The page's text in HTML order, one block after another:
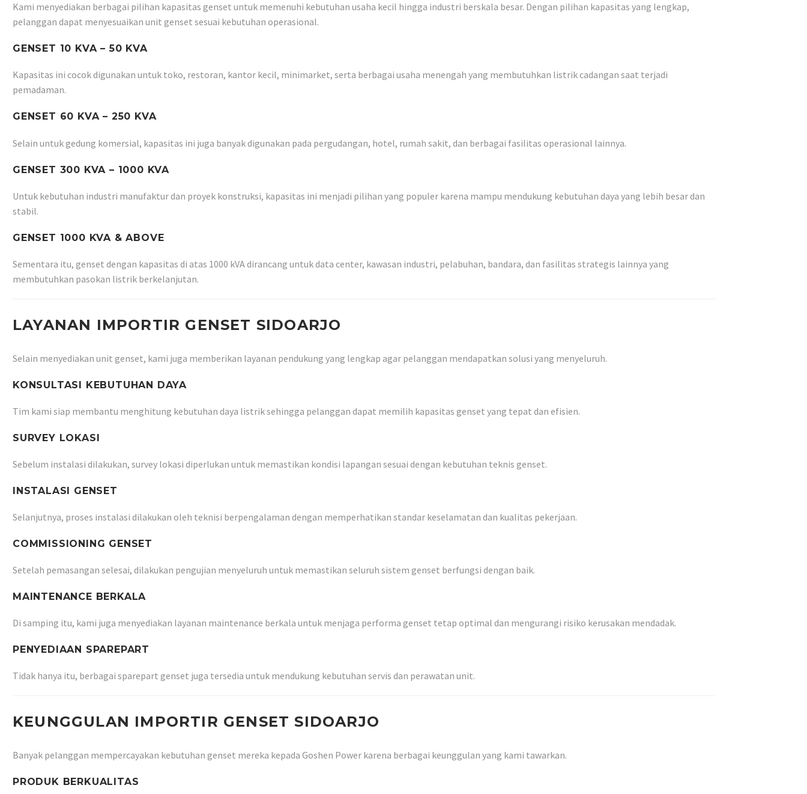
Kami menyediakan berbagai pilihan kapasitas genset untuk memenuhi kebutuhan usaha kecil hingga industri berskala besar. Dengan pilihan kapasitas yang lengkap,
pelanggan dapat menyesuaikan unit genset sesuai kebutuhan operasional.
GENSET 10 KVA – 50 KVA
Kapasitas ini cocok digunakan untuk toko, restoran, kantor kecil, minimarket, serta berbagai usaha menengah yang membutuhkan listrik cadangan saat terjadi
pemadaman.
GENSET 60 KVA – 250 KVA
Selain untuk gedung komersial, kapasitas ini juga banyak digunakan pada pergudangan, hotel, rumah sakit, dan berbagai fasilitas operasional lainnya.
GENSET 300 KVA – 1000 KVA
Untuk kebutuhan industri manufaktur dan proyek konstruksi, kapasitas ini menjadi pilihan yang populer karena mampu mendukung kebutuhan daya yang lebih besar dan
stabil.
GENSET 1000 KVA & ABOVE
Sementara itu, genset dengan kapasitas di atas 1000 kVA dirancang untuk data center, kawasan industri, pelabuhan, bandara, dan fasilitas strategis lainnya yang
membutuhkan pasokan listrik berkelanjutan.
LAYANAN IMPORTIR GENSET SIDOARJO
Selain menyediakan unit genset, kami juga memberikan layanan pendukung yang lengkap agar pelanggan mendapatkan solusi yang menyeluruh.
KONSULTASI KEBUTUHAN DAYA
Tim kami siap membantu menghitung kebutuhan daya listrik sehingga pelanggan dapat memilih kapasitas genset yang tepat dan efisien.
SURVEY LOKASI
Sebelum instalasi dilakukan, survey lokasi diperlukan untuk memastikan kondisi lapangan sesuai dengan kebutuhan teknis genset.
INSTALASI GENSET
Selanjutnya, proses instalasi dilakukan oleh teknisi berpengalaman dengan memperhatikan standar keselamatan dan kualitas pekerjaan.
COMMISSIONING GENSET
Setelah pemasangan selesai, dilakukan pengujian menyeluruh untuk memastikan seluruh sistem genset berfungsi dengan baik.
MAINTENANCE BERKALA
Di samping itu, kami juga menyediakan layanan maintenance berkala untuk menjaga performa genset tetap optimal dan mengurangi risiko kerusakan mendadak.
PENYEDIAAN SPAREPART
Tidak hanya itu, berbagai sparepart genset juga tersedia untuk mendukung kebutuhan servis dan perawatan unit.
KEUNGGULAN IMPORTIR GENSET SIDOARJO
Banyak pelanggan mempercayakan kebutuhan genset mereka kepada Goshen Power karena berbagai keunggulan yang kami tawarkan.
PRODUK BERKUALITAS